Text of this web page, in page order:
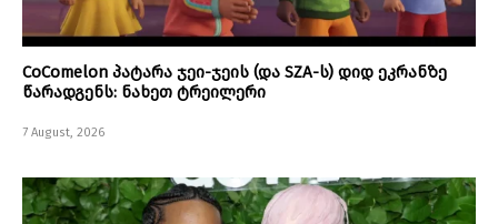
CoComelon პატარა ჯეი-ჯეის (და SZA-ს) დიდ ეკრანზე
წარადგენს: ნახეთ ტრეილერი
7 August, 2026